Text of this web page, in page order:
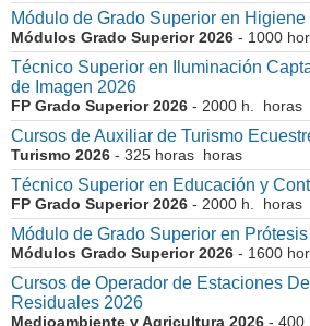
Módulo de Grado Superior en
Módulos Grado Superior 2026 - 1000
Técnico Superior en Iluminación
de Imagen 2026
FP Grado Superior 2026 - 2000 h. horas
Cursos de Auxiliar de Turismo
Turismo 2026 - 325 horas horas
Técnico Superior en Educación y
FP Grado Superior 2026 - 2000 h. horas
Módulo de Grado Superior en
Módulos Grado Superior 2026 - 1600
Cursos de Operador de Estaciones
Residuales 2026
Medioambiente y Agricultura 2026 - 400